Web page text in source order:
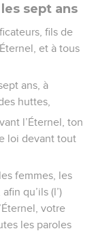
sept ans
fils de
et à tous
ans, à
huttes,
l’Éternel, ton
loi devant tout
femmes, les
qu’ils (l’)
votre
les paroles